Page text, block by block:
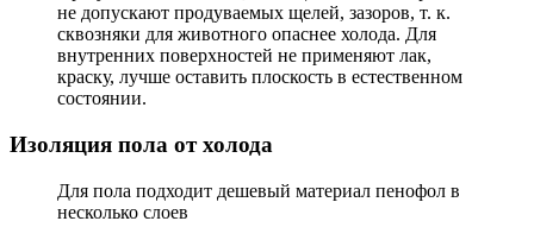
не допускают продуваемых щелей, зазоров, т. к.
сквозняки для животного опаснее холода. Для
внутренних поверхностей не применяют лак,
краску, лучше оставить плоскость в естественном
состоянии.
Изоляция пола от холода
Для пола подходит дешевый материал пенофол в
несколько слоев